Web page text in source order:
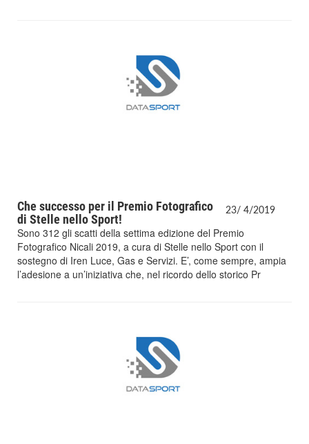
23/ 4/2019
Che successo per il Premio Fotografico
di Stelle nello Sport!
Sono 312 gli scatti della settima edizione del Premio
Fotografico Nicali 2019, a cura di Stelle nello Sport con il
sostegno di Iren Luce, Gas e Servizi. E’, come sempre, ampia
l’adesione a un’iniziativa che, nel ricordo dello storico Pr